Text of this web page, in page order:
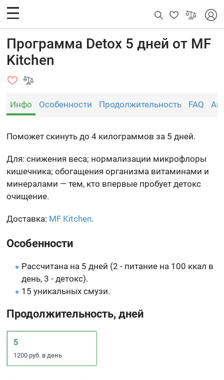
Программа Detox 5 дней от MF
Kitchen
Инфо Особенности Продолжительность FAQ
Поможет скинуть до 4 килограммов за 5 дней.
Для: снижения веса; нормализации микрофлоры
кишечника; обогащения организма витаминами и
минералами — тем, кто впервые пробует детокс
очищение.
Доставка: MF Kitchen.
Особенности
Рассчитана на 5 дней (2 - питание на 100 ккал в
день, 3 - детокс).
15 уникальных смузи.
Продолжительность, дней
5
1200 руб. в день